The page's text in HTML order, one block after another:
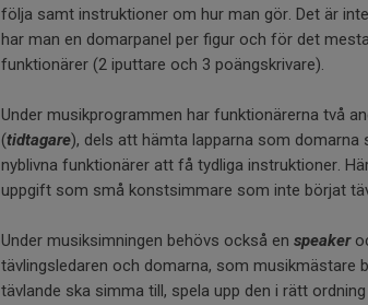
följa samt instruktioner om hur man gör. Det är
har man en domarpanel per figur och för det
funktionärer (2 iputtare och 3 poängskrivare).
Under musikprogrammen har funktionärerna två
(tidtagare), dels att hämta lapparna som domarna
nyblivna funktionärer att få tydliga instruktioner.
uppgift som små konstsimmare som inte börjat
Under musiksimningen behövs också en speaker
tävlingsledaren och domarna, som musikmästare
tävlande ska simma till, spela upp den i rätt